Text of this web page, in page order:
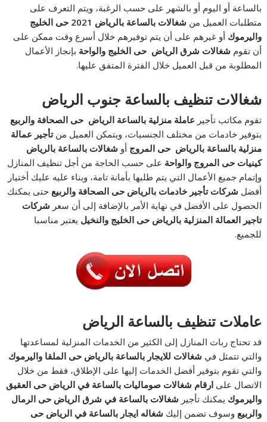
بالساعة أو اليوم أو بالشهر على حسب الرغبة، ويتم التعرف على
متطلبات العميل من
شغالات بالساعة بالرياض 2021 حى الخليج
واليرموك أو غيرهم على أن يتم توفيرهم خلال أسرع وقت ممكن على
أن تقوم شغالات شرق الرياض حى الخليج والواحة بإنجاز الأعمال
المطلوبة من قبل العميل خلال الفترة المتفق عليها.
شغالات تنظيف بالساعة جنوب الرياض
تقوم مكاتب تأجير عاملة منزلية بالساعة الرياض حى الصحافة والربيع
بتوفير خادمات من مختلف الجنسيات، ويتمكن العميل منتأجير عمالة
منزلية بالساعة بالرياض حى المروجأو شغالات بالساعة بالرياض
كينيات حى المروج والواحة على حسب الحاجة من أجل تنظيف المنازل
وإتمام جميع الأعمال التي يتم طلبها بأمانة تامة، وبناء عليه عليك أختيار
أفضل شركات تأجير خادمات بالرياض حى الصحافة والربيع حتى يمكنك
الحصول على الأفضل في نهاية الأمر بالإضافة إلى أن سعر شركات
تاجير العمالة المنزلية بالرياض حى الخليج والنخيل يعتبر مناسبا
للجميع.
عاملات تنظيف بالساعة الرياض
قد تحتاج ربات المنازل إلى الكثير من الخدمات المنزلية لمساعدتها
والتي تتمثل في شغالات للايجار بالساعة بالرياض حى الملقا واليرموك
والتي تقوم بتوفير أفضل الخدمات إليها على الإطلاق، فقط من خلال
الاتصال علىارقام شغالات صوماليات بالساعة في الرياض حى العقيق
واليرموك يمكنك تأجير شغالات بالساعة في شرق الرياض حى الرمال
والربيع وسوف تضمن إليك شغاله ايجار بالساعة في الرياض حى